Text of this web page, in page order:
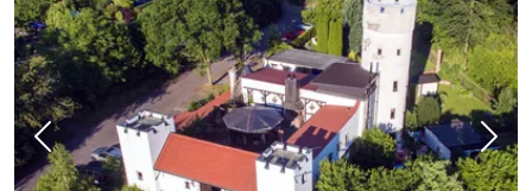
Vorheriges Bild